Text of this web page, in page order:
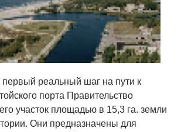
реальный шаг на пути к
порта Правительство
участок площадью в 15,3 га. земли
Они предназначены для